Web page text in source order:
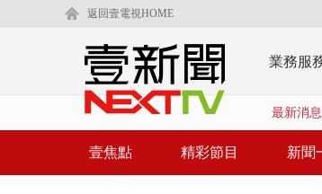
返回壹電視HOME
業務服
最新消息
壹焦點 精彩節目 新聞